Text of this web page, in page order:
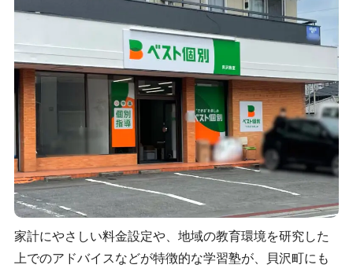
家計にやさしい料金設定や、地域の教育環境を研究した
上でのアドバイスなどが特徴的な学習塾が、貝沢町にも